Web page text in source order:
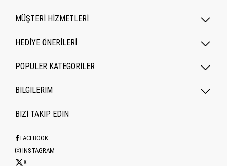
MÜŞTERİ HİZMETLERİ
HEDİYE ÖNERİLERİ
POPÜLER KATEGORILER
BİLGİLERİM
BİZİ TAKİP EDİN
FACEBOOK
INSTAGRAM
X